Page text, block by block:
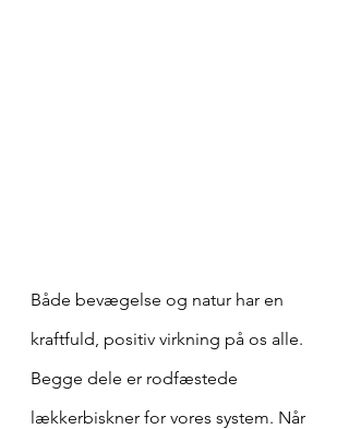
Både bevægelse og natur har en
kraftfuld, positiv virkning på os alle.
Begge dele er rodfæstede
lækkerbiskner for vores system. Når